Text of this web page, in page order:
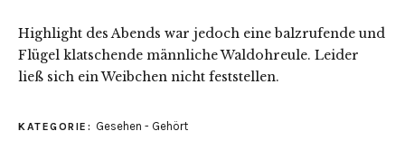
Highlight des Abends war jedoch eine balzrufende und
Flügel klatschende männliche Waldohreule. Leider
ließ sich ein Weibchen nicht feststellen.
KATEGORIE: Gesehen - Gehört